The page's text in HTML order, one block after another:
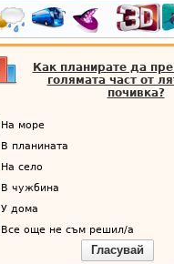
Как планирате да
голямата част от
почивка?
На море
В планината
На село
В чужбина
У дома
Все още не съм решил/а
Гласувай